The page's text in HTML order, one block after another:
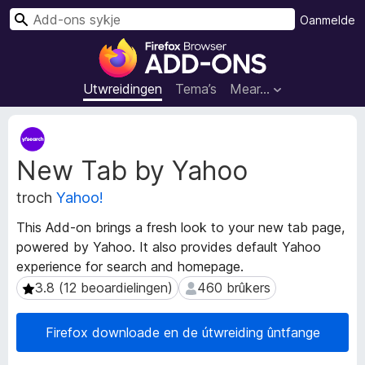
A
d
d
-
s
f
a
r
F
i
r
f
Utwreidingen Tema’s Mear…
Oanmelde
S
New Tab by Yahoo
troch Yahoo!
This Add-on brings a fresh look to your new tab page,
powered by Yahoo. It also provides default Yahoo
experience for search and homepage.
3.8 (12 beoardielingen)
3.8 (12 beoardielingen) 460 brûkers
460 brûkers
Firefox downloade en de útwreiding ûntfange
M
e
t
a
d
t
a
ú
t
w
r
i